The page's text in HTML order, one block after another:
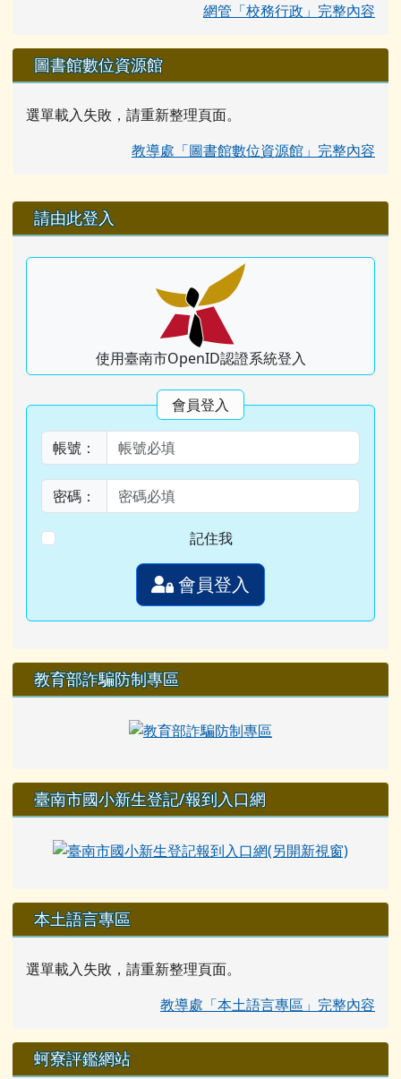
網管「校務行政」完整內容
圖書館數位資源館
選單載入失敗，請重新整理頁面。
教導處「圖書館數位資源館」完整內容
右邊區域內容
請由此登入
使用臺南市OpenID認證系統登入
會員登入
帳號：
密碼：
記住我
會員登入
教育部詐騙防制專區
臺南市國小新生登記/報到入口網
本土語言專區
選單載入失敗，請重新整理頁面。
教導處「本土語言專區」完整內容
蚵寮評鑑網站